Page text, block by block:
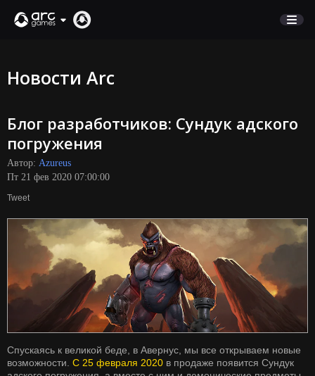
ПОДДЕРЖКА
Вход
English
Italiano
Pусский
Español
Новости Arc
Блог разработчиков: Сундук адского
погружения
Автор: Azureus
Пт 21 фев 2020 07:00:00
Tweet
Спускаясь к великой беде, в Авернус, мы все открываем новые
возможности. С 25 февраля 2020 в продаже появится Сундук